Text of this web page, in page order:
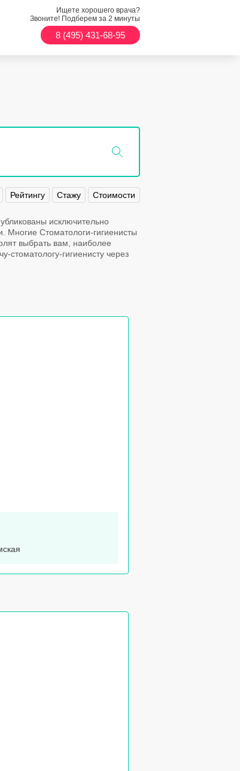
Ищете хорошего врача?
Звоните! Подберем за 2 минуты
8 (495) 431-68-95
Рейтингу Стажу Стоимости
исключительно
Стоматологи-гигиенисты
выбрать вам, наиболее
стоматологу-гигиенисту через